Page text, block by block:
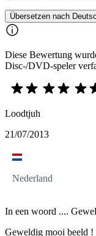
Übersetzen nach
Diese Bewertung
Disc-/DVD-speler
Loodtjuh
21/07/2013
Nederland
In een woord ....
Geweldig mooi beeld !